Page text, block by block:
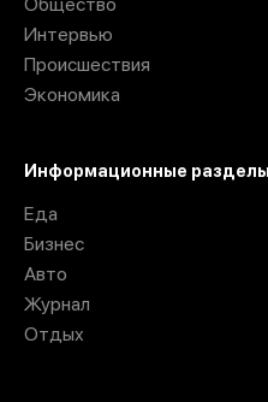
Интервью
Происшествия
Экономика
Информационные разделы
Еда
Бизнес
Авто
Журнал
Отдых